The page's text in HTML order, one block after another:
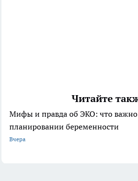
Читайте
Мифы и правда об ЭКО: что важно
планировании беременности
Вчера